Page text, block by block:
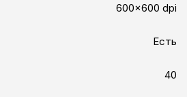
600x600 dpi
Есть
40